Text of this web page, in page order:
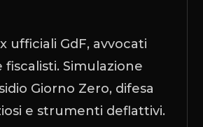
ufficiali GdF, avvocati
Simulazione
Giorno Zero, difesa
e strumenti deflattivi.